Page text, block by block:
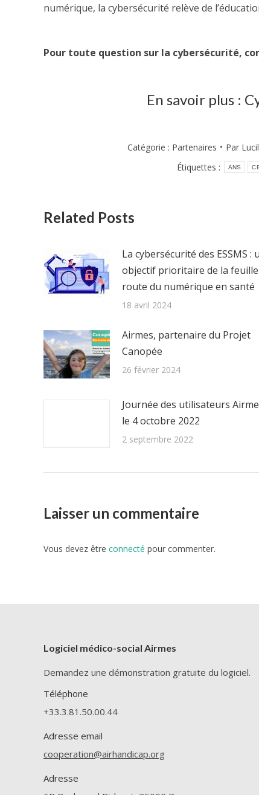
numérique, la cybersécurité relève de
Pour toute question sur la cybersécurité,
En savoir plus :
Catégorie : Partenaires Par
Étiquettes :
ANS
Related Posts
La cybersécurité des ESSMS :
objectif prioritaire de la
route du numérique en santé
18 avril 2024
Airmes, partenaire du Projet
Canopée
26 février 2024
Journée des utilisateurs
le 4 octobre 2022
2 septembre 2022
Laisser un commentaire
Vous devez être connecté pour commenter.
Logiciel médico-social Airmes
Demandez une démonstration gratuite du logiciel.
Téléphone
+33.3.81.50.00.44
Adresse email
cooperation@airhandicap.org
Adresse